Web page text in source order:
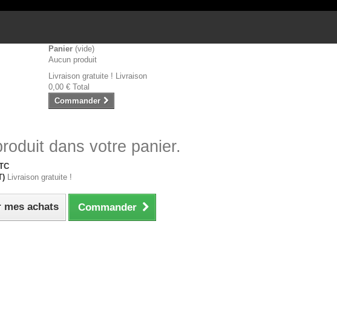
Panier (vide)
Aucun produit
Livraison gratuite ! Livraison
0,00 € Total
Commander
dans votre panier.
Livraison gratuite !
mes achats Commander